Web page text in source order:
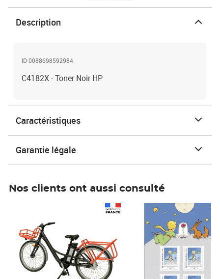
Description
ID 0088698592984
C4182X - Toner Noir HP
Caractéristiques
Garantie légale
Nos clients ont aussi consulté
Prix 7,50€